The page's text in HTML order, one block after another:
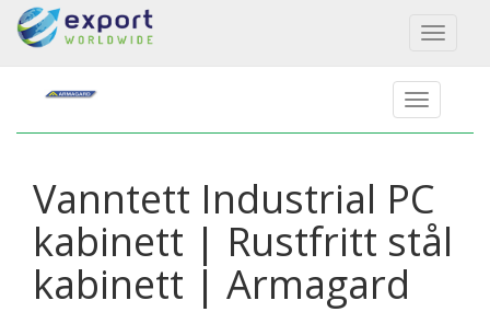
Toggle
Vanntett Industrial PC
kabinett | Rustfritt stål
kabinett | Armagard